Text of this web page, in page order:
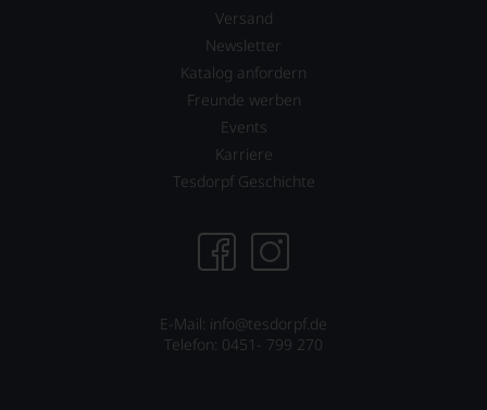
Versand
Newsletter
Katalog anfordern
Freunde werben
Events
Karriere
Tesdorpf Geschichte
E-Mail: info@tesdorpf.de
Telefon: 0451- 799 270